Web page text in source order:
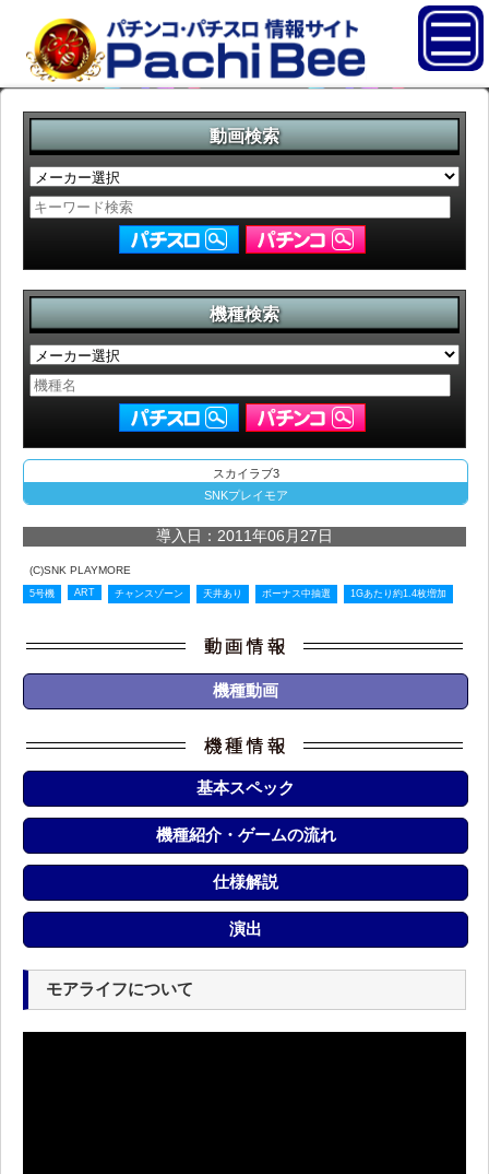
動画検索
機種検索
スカイラブ3
SNKプレイモア
導入日：2011年06月27日
(C)SNK PLAYMORE
5号機 ART チャンスゾーン 天井あり ボーナス中抽選 1Gあたり約1.4枚増加
機種動画
基本スペック
機種紹介・ゲームの流れ
仕様解説
演出
モアライフについて